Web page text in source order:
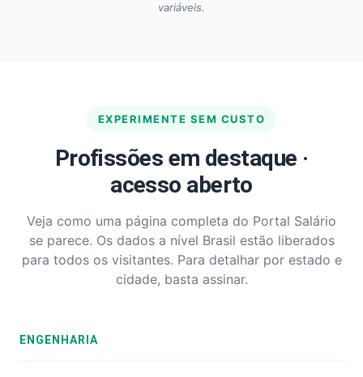
variáveis.
EXPERIMENTE SEM CUSTO
Profissões em destaque ·
acesso aberto
Veja como uma página completa do Portal Salário
se parece. Os dados a nível Brasil estão liberados
para todos os visitantes. Para detalhar por estado e
cidade, basta assinar.
ENGENHARIA